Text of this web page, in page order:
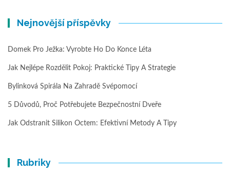
Nejnovější příspěvky
Domek Pro Ježka: Vyrobte Ho Do Konce Léta
Jak Nejlépe Rozdělit Pokoj: Praktické Tipy A Strategie
Bylinková Spirála Na Zahradě Svépomocí
5 Důvodů, Proč Potřebujete Bezpečnostní Dveře
Jak Odstranit Silikon Octem: Efektivní Metody A Tipy
Rubriky